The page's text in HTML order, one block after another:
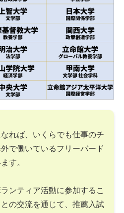
れば、いくらでも仕事のチ
で働いているフリーバード
す。
ンティア活動に参加するこ
の交流を通じて、推薦入試